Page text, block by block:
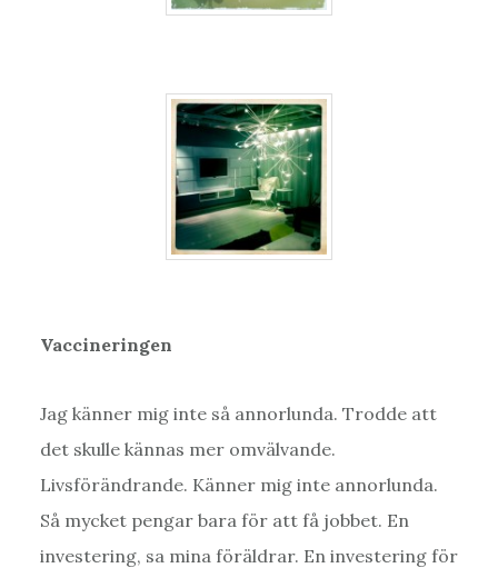
Vaccineringen
Jag känner mig inte så annorlunda. Trodde att
det skulle kännas mer omvälvande.
Livsförändrande. Känner mig inte annorlunda.
Så mycket pengar bara för att få jobbet. En
investering, sa mina föräldrar. En investering för